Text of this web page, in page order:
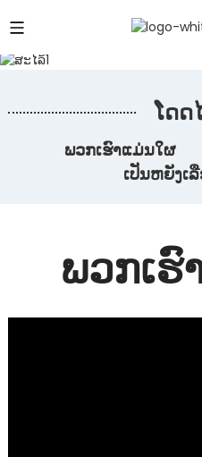
ໂດດ
ພວກເຮົາແມ່ນໃຜ
ເປັນຫຍັງເ
ພວກເຮົ